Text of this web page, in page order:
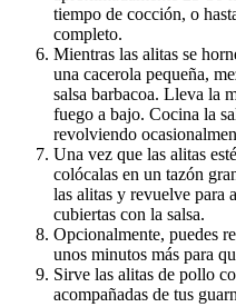
tiempo de cocción, o
completo.
Mientras las alitas se
una cacerola pequeña,
salsa barbacoa. Lleva la
fuego a bajo. Cocina la
revolviendo
Una vez que las alitas
colócalas en un tazón
las alitas y revuelve para
cubiertas con la salsa.
Opcionalmente, puedes
unos minutos más para
Sirve las alitas de pollo
acompañadas de tus